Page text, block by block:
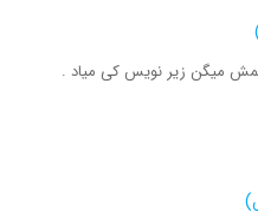
میگن زیر نویس کی میاد .